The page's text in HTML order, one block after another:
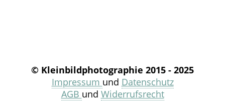
© Kleinbildphotographie 2015 - 2025
Impressum und Datenschutz
AGB und Widerrufsrecht